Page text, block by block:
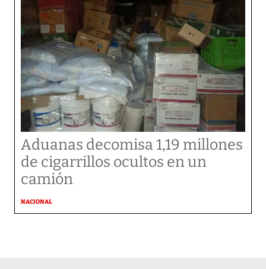
Aduanas decomisa 1,19 millones
de cigarrillos ocultos en un
camión
NACIONAL